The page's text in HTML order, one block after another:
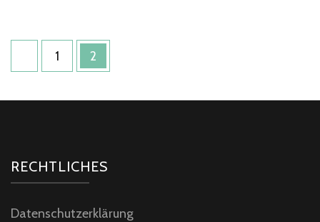
Seitennummerierung
der
Seite
1 Seite
2
RECHTLICHES
Datenschutzerklärung